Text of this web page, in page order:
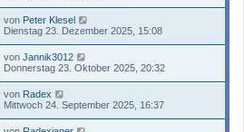
von Peter Klesel
Dienstag 23. Dezember 2025, 15:08
von Jannik3012
Donnerstag 23. Oktober 2025, 20:32
von Radex
Mittwoch 24. September 2025, 16:37